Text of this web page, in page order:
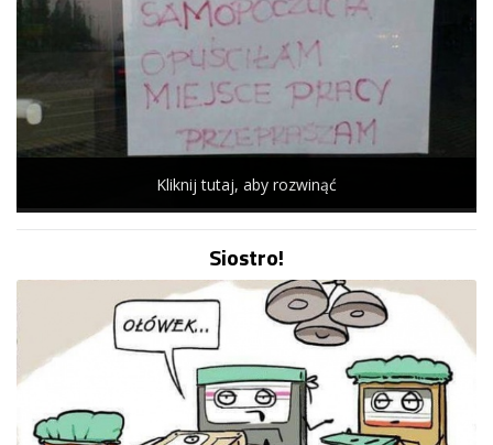
Kliknij tutaj, aby rozwinąć
Siostro!